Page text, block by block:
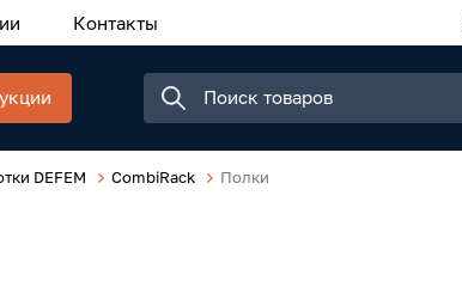
Контакты
DEFEM CombiRack Полки